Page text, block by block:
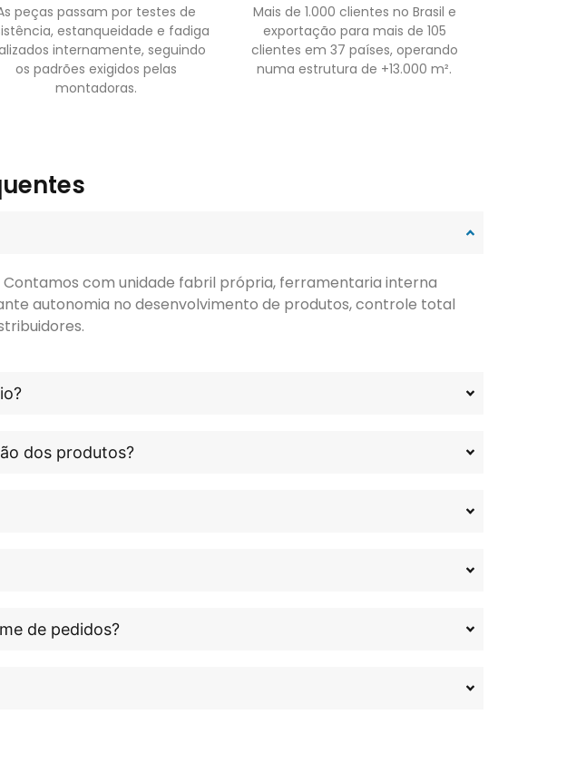
peças passam por testes de
estanqueidade e fadiga
internamente, seguindo
os padrões exigidos pelas
montadoras.
Mais de 1.000 clientes no Brasil e
exportação para mais de 105
clientes em 37 países, operando
numa estrutura de +13.000 m².
com unidade fabril própria, ferramentaria interna
autonomia no desenvolvimento de produtos, controle total
dos produtos?
de pedidos?